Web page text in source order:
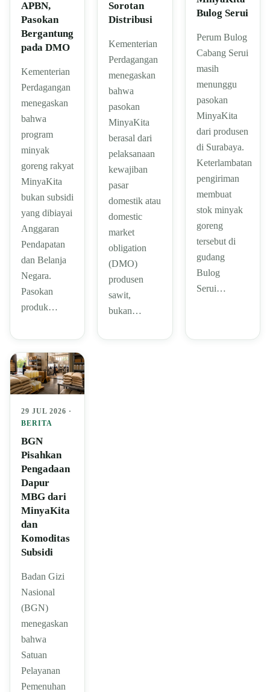
APBN,
Pasokan
Bergantung
pada DMO
Kementerian
Perdagangan
menegaskan
bahwa
program
minyak
goreng rakyat
MinyaKita
bukan subsidi
yang dibiayai
Anggaran
Pendapatan
dan Belanja
Negara.
Pasokan
produk…
Sorotan
Distribusi
Kementerian
Perdagangan
menegaskan
bahwa
pasokan
MinyaKita
berasal dari
pelaksanaan
kewajiban
pasar
domestik atau
domestic
market
obligation
(DMO)
produsen
sawit,
bukan…
Bulog Serui
Perum Bulog
Cabang Serui
masih
menunggu
pasokan
MinyaKita
dari produsen
di Surabaya.
Keterlambatan
pengiriman
membuat
stok minyak
goreng
tersebut di
gudang
Bulog
Serui…
29 JUL 2026 ·
BERITA
BGN
Pisahkan
Pengadaan
Dapur
MBG dari
MinyaKita
dan
Komoditas
Subsidi
Badan Gizi
Nasional
(BGN)
menegaskan
bahwa
Satuan
Pelayanan
Pemenuhan